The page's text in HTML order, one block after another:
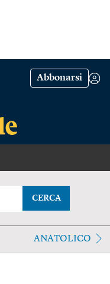
Abbonarsi
CERCA
ANATOLICO